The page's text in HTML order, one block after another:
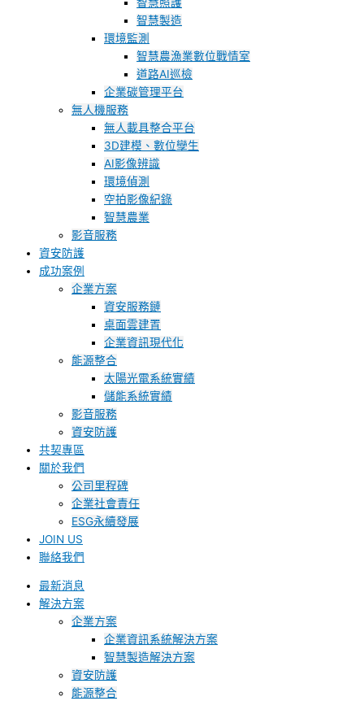
智慧製造
環境監測
智慧農漁業數位戰情室
道路AI巡檢
企業碳管理平台
無人機服務
無人載具整合平台
3D建模、數位孿生
AI影像辨識
環境偵測
空拍影像紀錄
智慧農業
影音服務
資安防護
成功案例
企業方案
資安服務鏈
桌面雲建置
企業資訊現代化
能源整合
太陽光電系統實績
儲能系統實績
影音服務
資安防護
共契專區
關於我們
公司里程碑
企業社會責任
ESG永續發展
JOIN US
聯絡我們
最新消息
解決方案
企業方案
企業資訊系統解決方案
智慧製造解決方案
資安防護
能源整合